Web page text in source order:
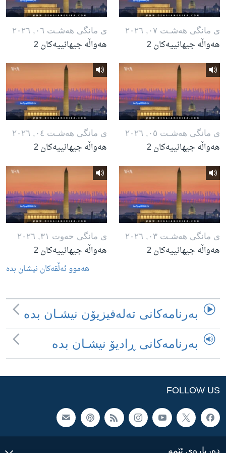
ی مانگی هه‌شـت ٠٧, ٢٠٢٦
هەواڵە جیهانییەکان 2
ی مانگی هه‌شـت ٠٦, ٢٠٢٦
هەواڵە جیهانییەکان 2
ی مانگی هه‌شـت ٠٥, ٢٠٢٦
هەواڵە جیهانییەکان 2
ی مانگی هه‌شـت ٠٤, ٢٠٢٦
هەواڵە جیهانییەکان 2
ی مانگی هه‌شـت ٠٣, ٢٠٢٦
هەواڵە جیهانییەکان 2
ی مانگی حه‌وت ٣١, ٢٠٢٦
هەواڵە جیهانییەکان 2
هه‌موو ئه‌ڵقه‌کان نیشـان بده‌
به‌رنامه‌کانی ته‌له‌فیزیۆن نیشـان بده‌
به‌رنامه‌کانی ڕادیۆ نیشـان بده‌
FOLLOW US
ده‌رباره‌ی ئێمه‌